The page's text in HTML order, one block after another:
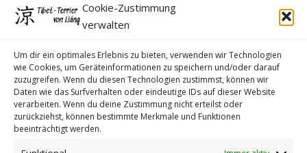
Cookie-Zustimmung
verwalten
Um dir ein optimales Erlebnis zu bieten, verwenden wir Technologien
wie Cookies, um Geräteinformationen zu speichern und/oder darauf
zuzugreifen. Wenn du diesen Technologien zustimmst, können wir
Daten wie das Surfverhalten oder eindeutige IDs auf dieser Website
verarbeiten. Wenn du deine Zustimmung nicht erteilst oder
zurückziehst, können bestimmte Merkmale und Funktionen
beeinträchtigt werden.
Cookie-Richtlinie (EU)